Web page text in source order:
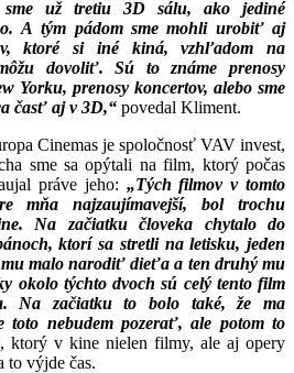
už tretiu 3D sálu, ako jediné
A tým pádom sme mohli urobiť aj
ktoré si iné kiná, vzhľadom na
dovoliť. Sú to známe prenosy
Yorku, prenosy koncertov, alebo sme
časť aj v 3D,“ povedal Kliment.
Cinemas je spoločnosť VAV invest,
sme sa opýtali na film, ktorý počas
práve jeho: „Tých filmov v tomto
mňa najzaujímavejší, bol trochu
Na začiatku človeka chytalo do
ktorí sa stretli na letisku, jeden
mu malo narodiť dieťa a ten druhý mu
okolo týchto dvoch sú celý tento film
Na začiatku to bolo také, že ma
toto nebudem pozerať, ale potom to
ktorý v kine nielen filmy, ale aj opery
to výjde čas.